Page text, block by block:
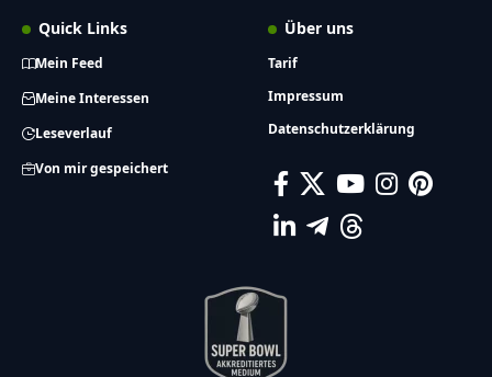
Quick Links
Mein Feed
Meine Interessen
Leseverlauf
Von mir gespeichert
Über uns
Tarif
Impressum
Datenschutzerklärung